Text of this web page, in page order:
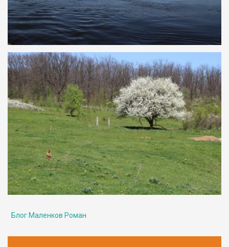
Блог Маленков Роман